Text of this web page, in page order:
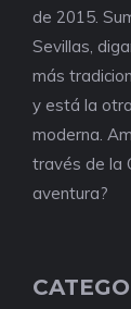
de 2015.
Sevillas,
más
y está la
moderna.
través de la
aventura?